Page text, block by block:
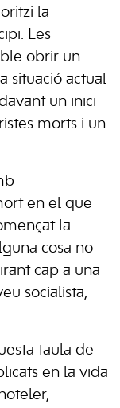
la
Les
obrir un
situació actual
un inici
morts i un
en el que
la
cosa no
cap a una
socialista,
taula de
en la vida